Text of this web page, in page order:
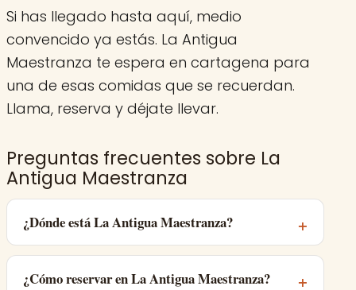
Si has llegado hasta aquí, medio
convencido ya estás. La Antigua
Maestranza te espera en cartagena para
una de esas comidas que se recuerdan.
Llama, reserva y déjate llevar.
Preguntas frecuentes sobre La
Antigua Maestranza
¿Dónde está La Antigua Maestranza?
¿Cómo reservar en La Antigua Maestranza?